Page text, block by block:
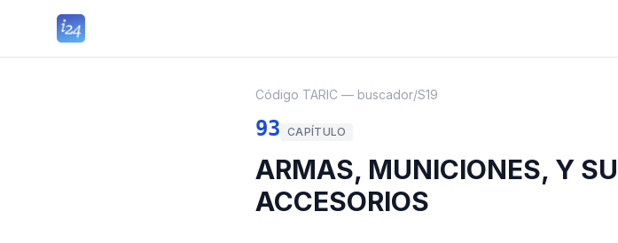
Código TARIC — buscador/S19
93 CAPÍTULO
ARMAS, MUNICIONES, Y
ACCESORIOS